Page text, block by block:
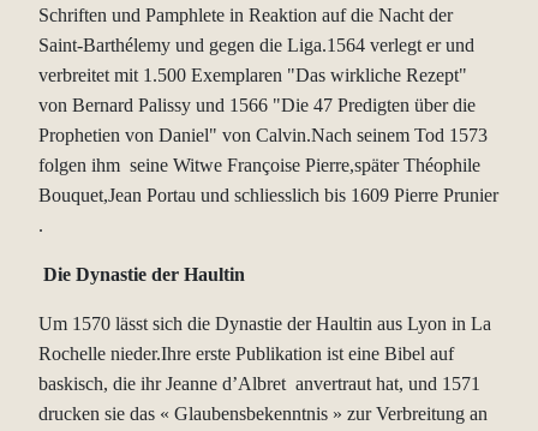
Schriften und Pamphlete in Reaktion auf die Nacht der
Saint-Barthélemy und gegen die Liga.1564 verlegt er und
verbreitet mit 1.500 Exemplaren "Das wirkliche Rezept"
von Bernard Palissy und 1566 "Die 47 Predigten über die
Prophetien von Daniel" von Calvin.Nach seinem Tod 1573
folgen ihm seine Witwe Françoise Pierre,später Théophile
Bouquet,Jean Portau und schliesslich bis 1609 Pierre Prunier
.
Die Dynastie der Haultin
Um 1570 lässt sich die Dynastie der Haultin aus Lyon in La
Rochelle nieder.Ihre erste Publikation ist eine Bibel auf
baskisch, die ihr Jeanne d’Albret anvertraut hat, und 1571
drucken sie das « Glaubensbekenntnis » zur Verbreitung an